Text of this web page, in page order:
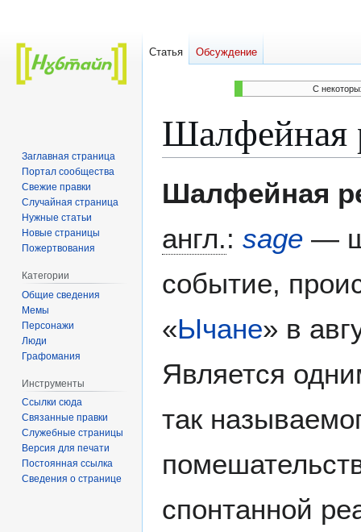
C
Шалфейная
Шалфейная
англ.: sage —
событие,
«Ычане» в
Является
так
спонтанной
Статья Обсуждение
Заглавная страница
Портал сообщества
Свежие правки
Случайная страница
Нужные статьи
Новые страницы
Пожертвования
Категории
Общие сведения
Мемы
Персонажи
Люди
Графомания
Инструменты
Ссылки сюда
Связанные правки
Служебные страницы
Версия для печати
Постоянная ссылка
Сведения о странице